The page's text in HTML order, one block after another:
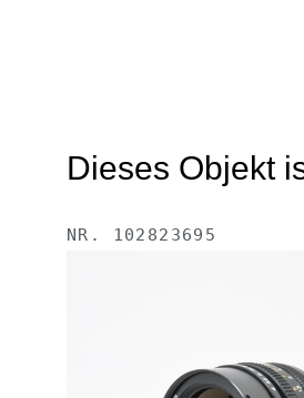
Dieses Objekt
NR. 102823695